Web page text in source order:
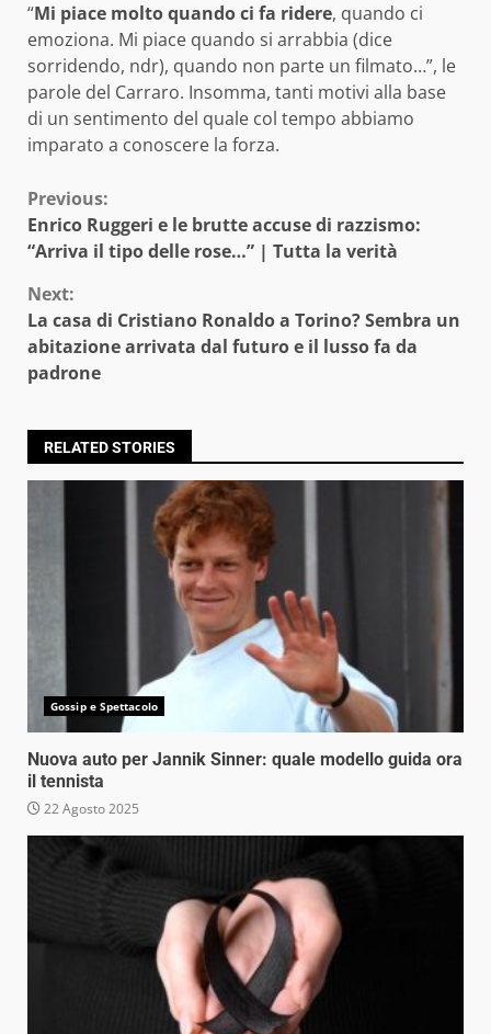
“Mi piace molto quando ci fa ridere, quando ci
emoziona. Mi piace quando si arrabbia (dice
sorridendo, ndr), quando non parte un filmato…”, le
parole del Carraro. Insomma, tanti motivi alla base
di un sentimento del quale col tempo abbiamo
imparato a conoscere la forza.
Continue
Reading
Previous:
Enrico Ruggeri e le brutte accuse di razzismo:
“Arriva il tipo delle rose…” | Tutta la verità
Next:
La casa di Cristiano Ronaldo a Torino? Sembra un
abitazione arrivata dal futuro e il lusso fa da
padrone
RELATED STORIES
Gossip e Spettacolo
Nuova auto per Jannik Sinner: quale modello guida ora
il tennista
22 Agosto 2025